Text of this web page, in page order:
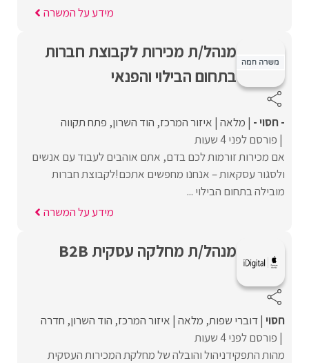
מידע על המשרה
מנהל/ת מכירות לקבוצת חברות
בתחום הבילוי והפנאי
- חסוי - מלאה איזור המרכז הוד השרון פתח תקווה
פורסם לפני 4 שעות
אם מכירות זורמות לכם בדם, אתם אוהבים לעבוד עם אנשים
ולסגור עסקאות – אנחנו מחפשים אתכם!לקבוצת חברות
מובילה בתחום הבילוי ...
מידע על המשרה
מנהל/ת מחלקה עסקית B2B
חסוי דוברי שפות מלאה איזור המרכז הוד השרון חדרה
פורסם לפני 4 שעות
מהות התפקידניהול והובלה של מחלקת המכירות העסקית